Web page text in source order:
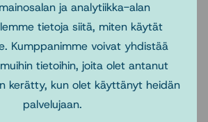
ja analytiikka-alan
tietoja siitä, miten käytät
Kumppanimme voivat yhdistää
tietoihin, joita olet antanut
kerätty, kun olet käyttänyt heidän
palvelujaan.
2014 toim. Merja Laitinen,
Seppänen (toimituksessa oleva)
laatinut ohjeistuksen vuosikirjan
laatimisesta.
tulee olla a) suunnitelma